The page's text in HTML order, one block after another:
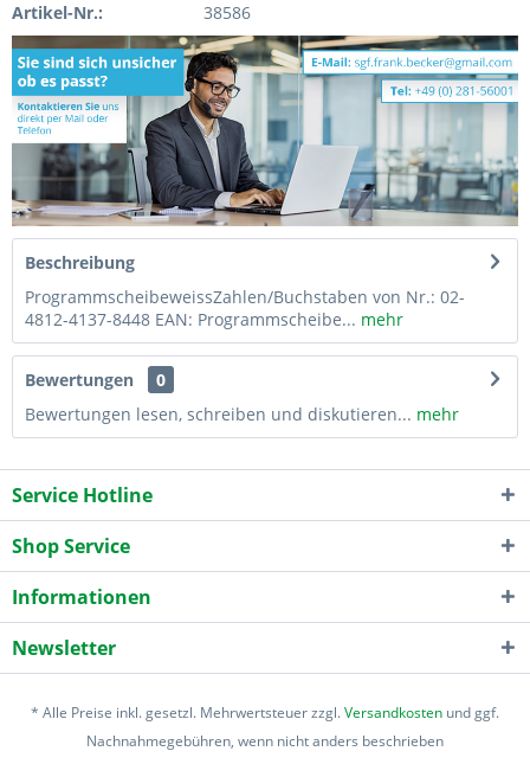
Artikel-Nr.: 38586
Beschreibung
ProgrammscheibeweissZahlen/Buchstaben von Nr.: 02-
4812-4137-8448 EAN: Programmscheibe... mehr
Bewertungen
0
Bewertungen lesen, schreiben und diskutieren... mehr
Service Hotline
Shop Service
Informationen
Newsletter
* Alle Preise inkl. gesetzl. Mehrwertsteuer zzgl.Versandkosten und ggf.
Nachnahmegebühren, wenn nicht anders beschrieben